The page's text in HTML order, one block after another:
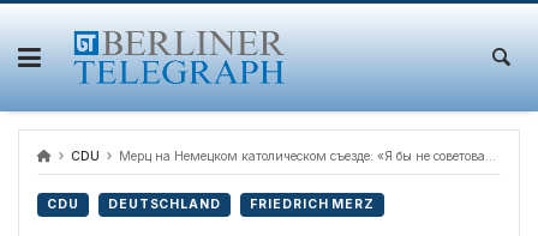
Skip
content
CDU Мерц на Немецком католическом съезде: «Я бы не советовал своим детям ехать в США в данный момент»
CDU DEUTSCHLAND FRIEDRICH MERZ